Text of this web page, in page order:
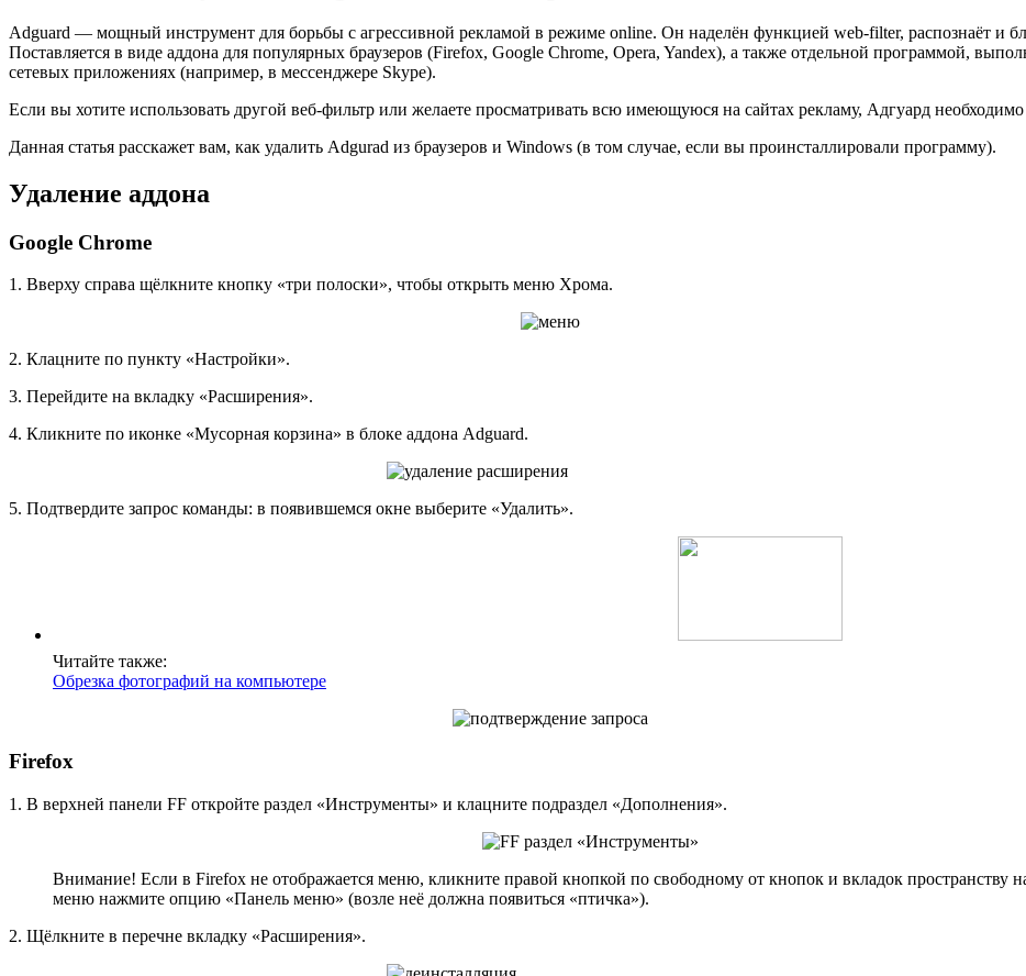
Adguard — мощный инструмент для борьбы с агрессивной рекламой в режиме online. Он наделён функцией web-filter, распознаёт и
Поставляется в виде аддона для популярных браузеров (Firefox, Google Chrome, Opera, Yandex), а также отдельной программой,
сетевых приложениях (например, в мессенджере Skype).
Если вы хотите использовать другой веб-фильтр или желаете просматривать всю имеющуюся на сайтах рекламу, Адгуард
Данная статья расскажет вам, как удалить Adgurad из браузеров и Windows (в том случае, если вы проинсталлировали программу).
Удаление аддона
Google Chrome
1. Вверху справа щёлкните кнопку «три полоски», чтобы открыть меню Хрома.
2. Клацните по пункту «Настройки».
3. Перейдите на вкладку «Расширения».
4. Кликните по иконке «Мусорная корзина» в блоке аддона Adguard.
5. Подтвердите запрос команды: в появившемся окне выберите «Удалить».
Читайте также:
Обрезка фотографий на компьютере
Firefox
1. В верхней панели FF откройте раздел «Инструменты» и клацните подраздел «Дополнения».
Внимание! Если в Firefox не отображается меню, кликните правой кнопкой по свободному от кнопок и вкладок пространству
меню нажмите опцию «Панель меню» (возле неё должна появиться «птичка»).
2. Щёлкните в перечне вкладку «Расширения».